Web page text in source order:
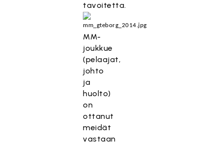
tavoitetta.
MM-
joukkue
(pelaajat,
johto
ja
huolto)
on
ottanut
meidät
vastaan